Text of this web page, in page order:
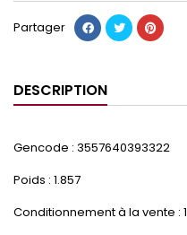
Partager
DESCRIPTION
Gencode : 3557640393322
Poids : 1.857
Conditionnement à la vente : 1